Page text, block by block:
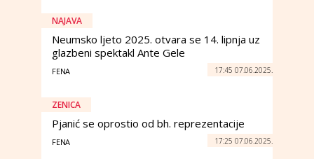
NAJAVA
Neumsko ljeto 2025. otvara se 14. lipnja uz
glazbeni spektakl Ante Gele
FENA 17:45 07.06.2025.
ZENICA
Pjanić se oprostio od bh. reprezentacije
FENA 17:25 07.06.2025.